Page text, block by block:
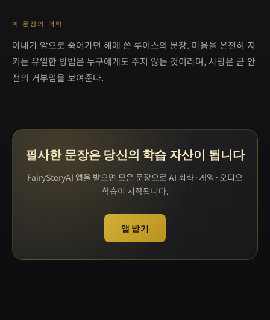
이 문장의 맥락
아내가 암으로 죽어가던 해에 쓴 루이스의 문장. 마음을 온전히 지
키는 유일한 방법은 누구에게도 주지 않는 것이라며, 사랑은 곧 안
전의 거부임을 보여준다.
필사한 문장은 당신의 학습 자산이 됩니다
FairyStoryAI 앱을 받으면 모은 문장으로 AI 회화·게임·오디오
학습이 시작됩니다.
앱 받기